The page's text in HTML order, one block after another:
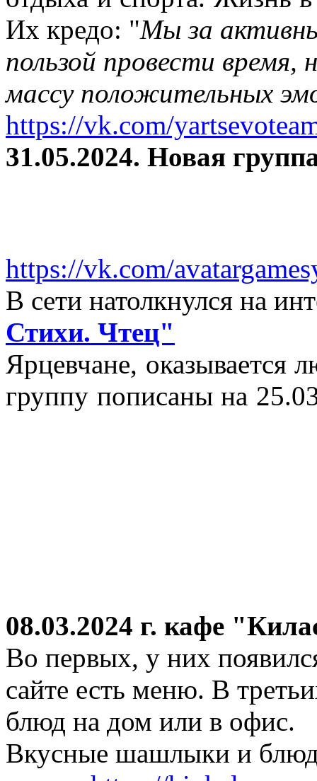
Их кредо: "Мы за
пользой провести время,
массу положительных
https://vk.com/
31.05.2024. Новая
https://vk.com/
В сети натолкнулся на
Стихи. Чтец"
Ярцевчане, оказывается
группу пописаны на
08.03.2024 г. кафе
Во первых, у них
сайте есть меню. В
блюд на дом или в офис.
Вкусные шашлыки и